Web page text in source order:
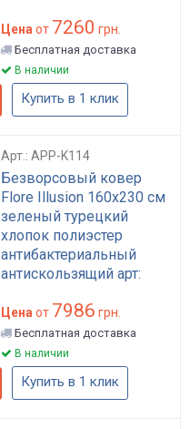
Цена от 7260 грн.
Бесплатная доставка
В наличии
Купить в 1 клик
Арт.: APP-K114
Безворсовый ковер
Flore Illusion 160x230 см
зеленый турецкий
хлопок полиэстер
антибактериальный
антискользящий арт:
Цена от 7986 грн.
Бесплатная доставка
В наличии
Купить в 1 клик